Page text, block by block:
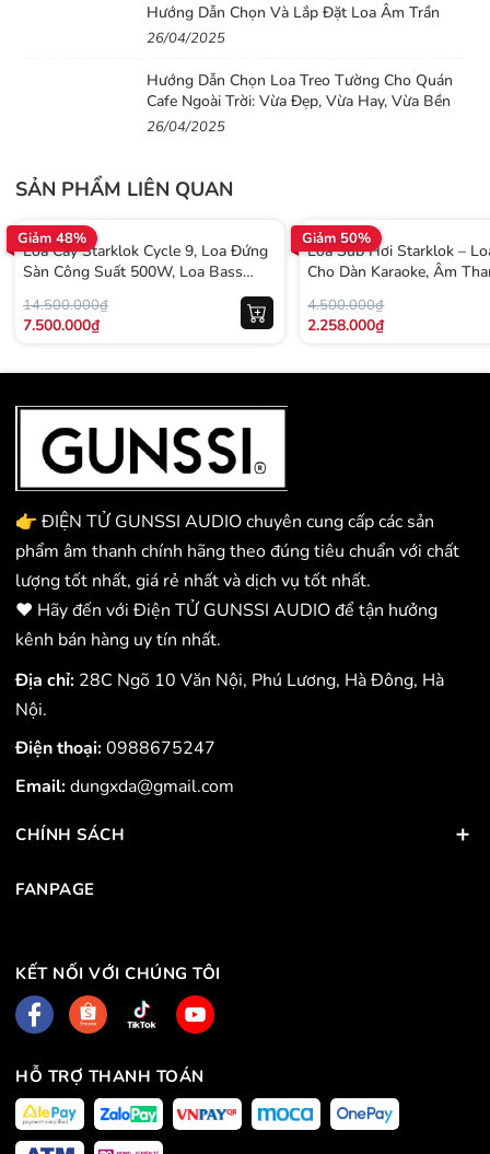
Hướng Dẫn Chọn Và Lắp Đặt Loa Âm Trần
26/04/2025
Hướng Dẫn Chọn Loa Treo Tường Cho Quán
Cafe Ngoài Trời: Vừa Đẹp, Vừa Hay, Vừa Bền
26/04/2025
SẢN PHẨM LIÊN QUAN
Giảm 48%
Loa Cây Starklok Cycle 9, Loa Đứng
Sàn Công Suất 500W, Loa Bass
Mạnh, Karaoke Gia Đình, Bảo Hành
12 tháng
14.500.000₫
7.500.000₫
Giảm 50%
Loa Sub Hơi Starklok –
Cho Dàn Karaoke, Âm
4.500.000₫
2.258.000₫
👉 ĐIỆN TỬ GUNSSI AUDIO chuyên cung cấp các sản
phẩm âm thanh chính hãng theo đúng tiêu chuẩn với chất
lượng tốt nhất, giá rẻ nhất và dịch vụ tốt nhất.
❤️ Hãy đến với Điện TỬ GUNSSI AUDIO để tận hưởng
kênh bán hàng uy tín nhất.
Địa chỉ: 28C Ngõ 10 Văn Nội, Phú Lương, Hà Đông, Hà
Nội.
Điện thoại:0988675247
Email:dungxda@gmail.com
CHÍNH SÁCH
FANPAGE
KẾT NỐI VỚI CHÚNG TÔI
HỖ TRỢ THANH TOÁN